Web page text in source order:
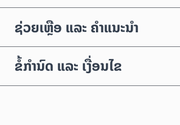
ຊ່ວຍເຫຼືອ ແລະ ຄຳແນະນຳ
ຂໍ້ກຳນົດ ແລະ ເງື່ອນໄຂ